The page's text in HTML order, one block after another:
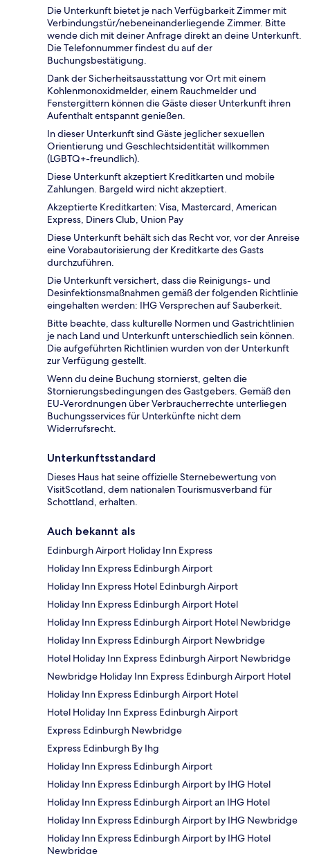
Die Unterkunft bietet je nach Verfügbarkeit Zimmer mit
Verbindungstür/nebeneinanderliegende Zimmer. Bitte
wende dich mit deiner Anfrage direkt an deine Unterkunft.
Die Telefonnummer findest du auf der
Buchungsbestätigung.
Dank der Sicherheitsausstattung vor Ort mit einem
Kohlenmonoxidmelder, einem Rauchmelder und
Fenstergittern können die Gäste dieser Unterkunft ihren
Aufenthalt entspannt genießen.
In dieser Unterkunft sind Gäste jeglicher sexuellen
Orientierung und Geschlechtsidentität willkommen
(LGBTQ+-freundlich).
Diese Unterkunft akzeptiert Kreditkarten und mobile
Zahlungen. Bargeld wird nicht akzeptiert.
Akzeptierte Kreditkarten: Visa, Mastercard, American
Express, Diners Club, Union Pay
Diese Unterkunft behält sich das Recht vor, vor der Anreise
eine Vorabautorisierung der Kreditkarte des Gasts
durchzuführen.
Die Unterkunft versichert, dass die Reinigungs- und
Desinfektionsmaßnahmen gemäß der folgenden Richtlinie
eingehalten werden: IHG Versprechen auf Sauberkeit.
Bitte beachte, dass kulturelle Normen und Gastrichtlinien
je nach Land und Unterkunft unterschiedlich sein können.
Die aufgeführten Richtlinien wurden von der Unterkunft
zur Verfügung gestellt.
Wenn du deine Buchung stornierst, gelten die
Stornierungsbedingungen des Gastgebers. Gemäß den
EU-Verordnungen über Verbraucherrechte unterliegen
Buchungsservices für Unterkünfte nicht dem
Widerrufsrecht.
Unterkunftsstandard
Dieses Haus hat seine offizielle Sternebewertung von
VisitScotland, dem nationalen Tourismusverband für
Schottland, erhalten.
Auch bekannt als
Edinburgh Airport Holiday Inn Express
Holiday Inn Express Edinburgh Airport
Holiday Inn Express Hotel Edinburgh Airport
Holiday Inn Express Edinburgh Airport Hotel
Holiday Inn Express Edinburgh Airport Hotel Newbridge
Holiday Inn Express Edinburgh Airport Newbridge
Hotel Holiday Inn Express Edinburgh Airport Newbridge
Newbridge Holiday Inn Express Edinburgh Airport Hotel
Holiday Inn Express Edinburgh Airport Hotel
Hotel Holiday Inn Express Edinburgh Airport
Express Edinburgh Newbridge
Express Edinburgh By Ihg
Holiday Inn Express Edinburgh Airport
Holiday Inn Express Edinburgh Airport by IHG Hotel
Holiday Inn Express Edinburgh Airport an IHG Hotel
Holiday Inn Express Edinburgh Airport by IHG Newbridge
Holiday Inn Express Edinburgh Airport by IHG Hotel
Newbridge